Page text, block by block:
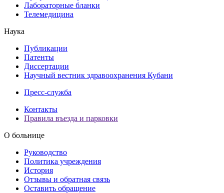
Лабораторные бланки
Телемедицина
Наука
Публикации
Патенты
Диссертации
Научный вестник здравоохранения Кубани
Пресс-служба
Контакты
Правила въезда и парковки
О больнице
Руководство
Политика учреждения
История
Отзывы и обратная связь
Оставить обращение